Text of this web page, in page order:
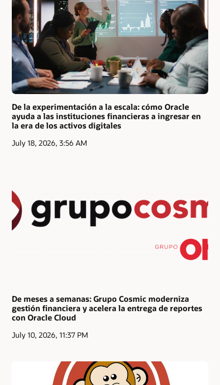
De la experimentación a la escala: cómo Oracle
ayuda a las instituciones financieras a ingresar en
la era de los activos digitales
July 18, 2026, 3:56 AM
De meses a semanas: Grupo Cosmic moderniza
gestión financiera y acelera la entrega de reportes
con Oracle Cloud
July 10, 2026, 11:37 PM